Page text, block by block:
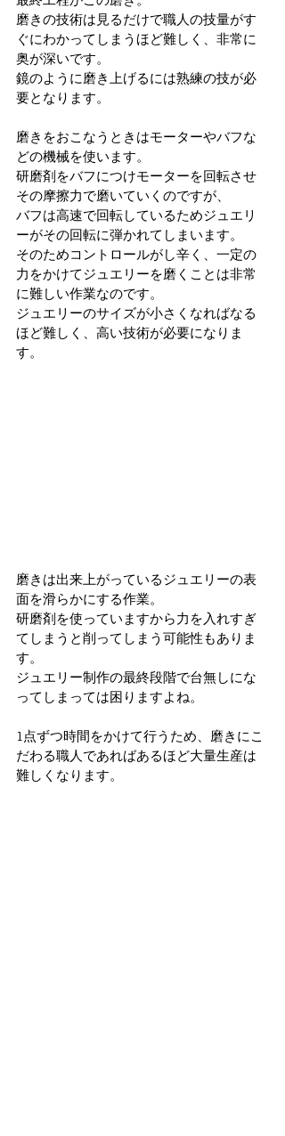
磨きの技術は見るだけで職人の技量がす
ぐにわかってしまうほど難しく、非常に
奥が深いです。
鏡のように磨き上げるには熟練の技が必
要となります。
磨きをおこなうときはモーターやバフな
どの機械を使います。
研磨剤をバフにつけモーターを回転させ
その摩擦力で磨いていくのですが、
バフは高速で回転しているためジュエリ
ーがその回転に弾かれてしまいます。
そのためコントロールがし辛く、一定の
力をかけてジュエリーを磨くことは非常
に難しい作業なのです。
ジュエリーのサイズが小さくなればなる
ほど難しく、高い技術が必要になりま
す。
磨きは出来上がっているジュエリーの表
面を滑らかにする作業。
研磨剤を使っていますから力を入れすぎ
てしまうと削ってしまう可能性もありま
す。
ジュエリー制作の最終段階で台無しにな
ってしまっては困りますよね。
1点ずつ時間をかけて行うため、磨きにこ
だわる職人であればあるほど大量生産は
難しくなります。